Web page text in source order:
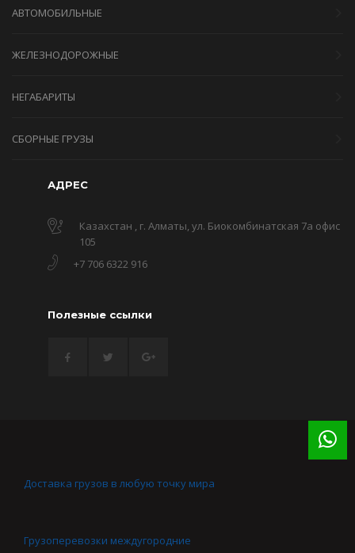
АВТОМОБИЛЬНЫЕ
ЖЕЛЕЗНОДОРОЖНЫЕ
НЕГАБАРИТЫ
СБОРНЫЕ ГРУЗЫ
АДРЕС
Казахстан , г. Алматы, ул. Биокомбинатская 7а офис
105
+7 706 6322 916
Полезные ссылки
Доставка грузов в любую точку мира
Грузоперевозки междугородние